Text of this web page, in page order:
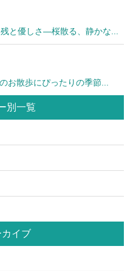
と優しさ—桜散る、静かな...
お散歩にぴったりの季節...
別一覧
カイブ